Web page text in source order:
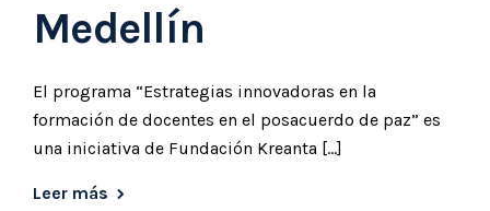
Medellín
El programa “Estrategias innovadoras en la
formación de docentes en el posacuerdo de paz” es
una iniciativa de Fundación Kreanta […]
Leer más